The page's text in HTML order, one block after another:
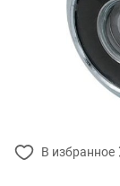
В избранное